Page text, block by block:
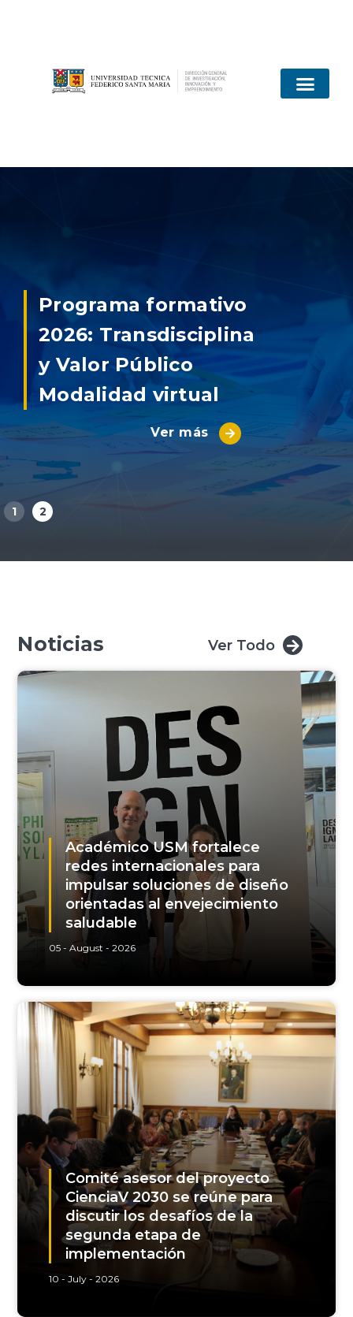
Programa formativo
2026: Transdisciplina
y Valor Público
Modalidad virtual
Ver más
1 2
Noticias Ver Todo
Académico USM fortalece
redes internacionales para
impulsar soluciones de diseño
orientadas al envejecimiento
saludable
05 - August - 2026
Comité asesor del proyecto
CienciaV 2030 se reúne para
discutir los desafíos de la
segunda etapa de
implementación
10 - July - 2026